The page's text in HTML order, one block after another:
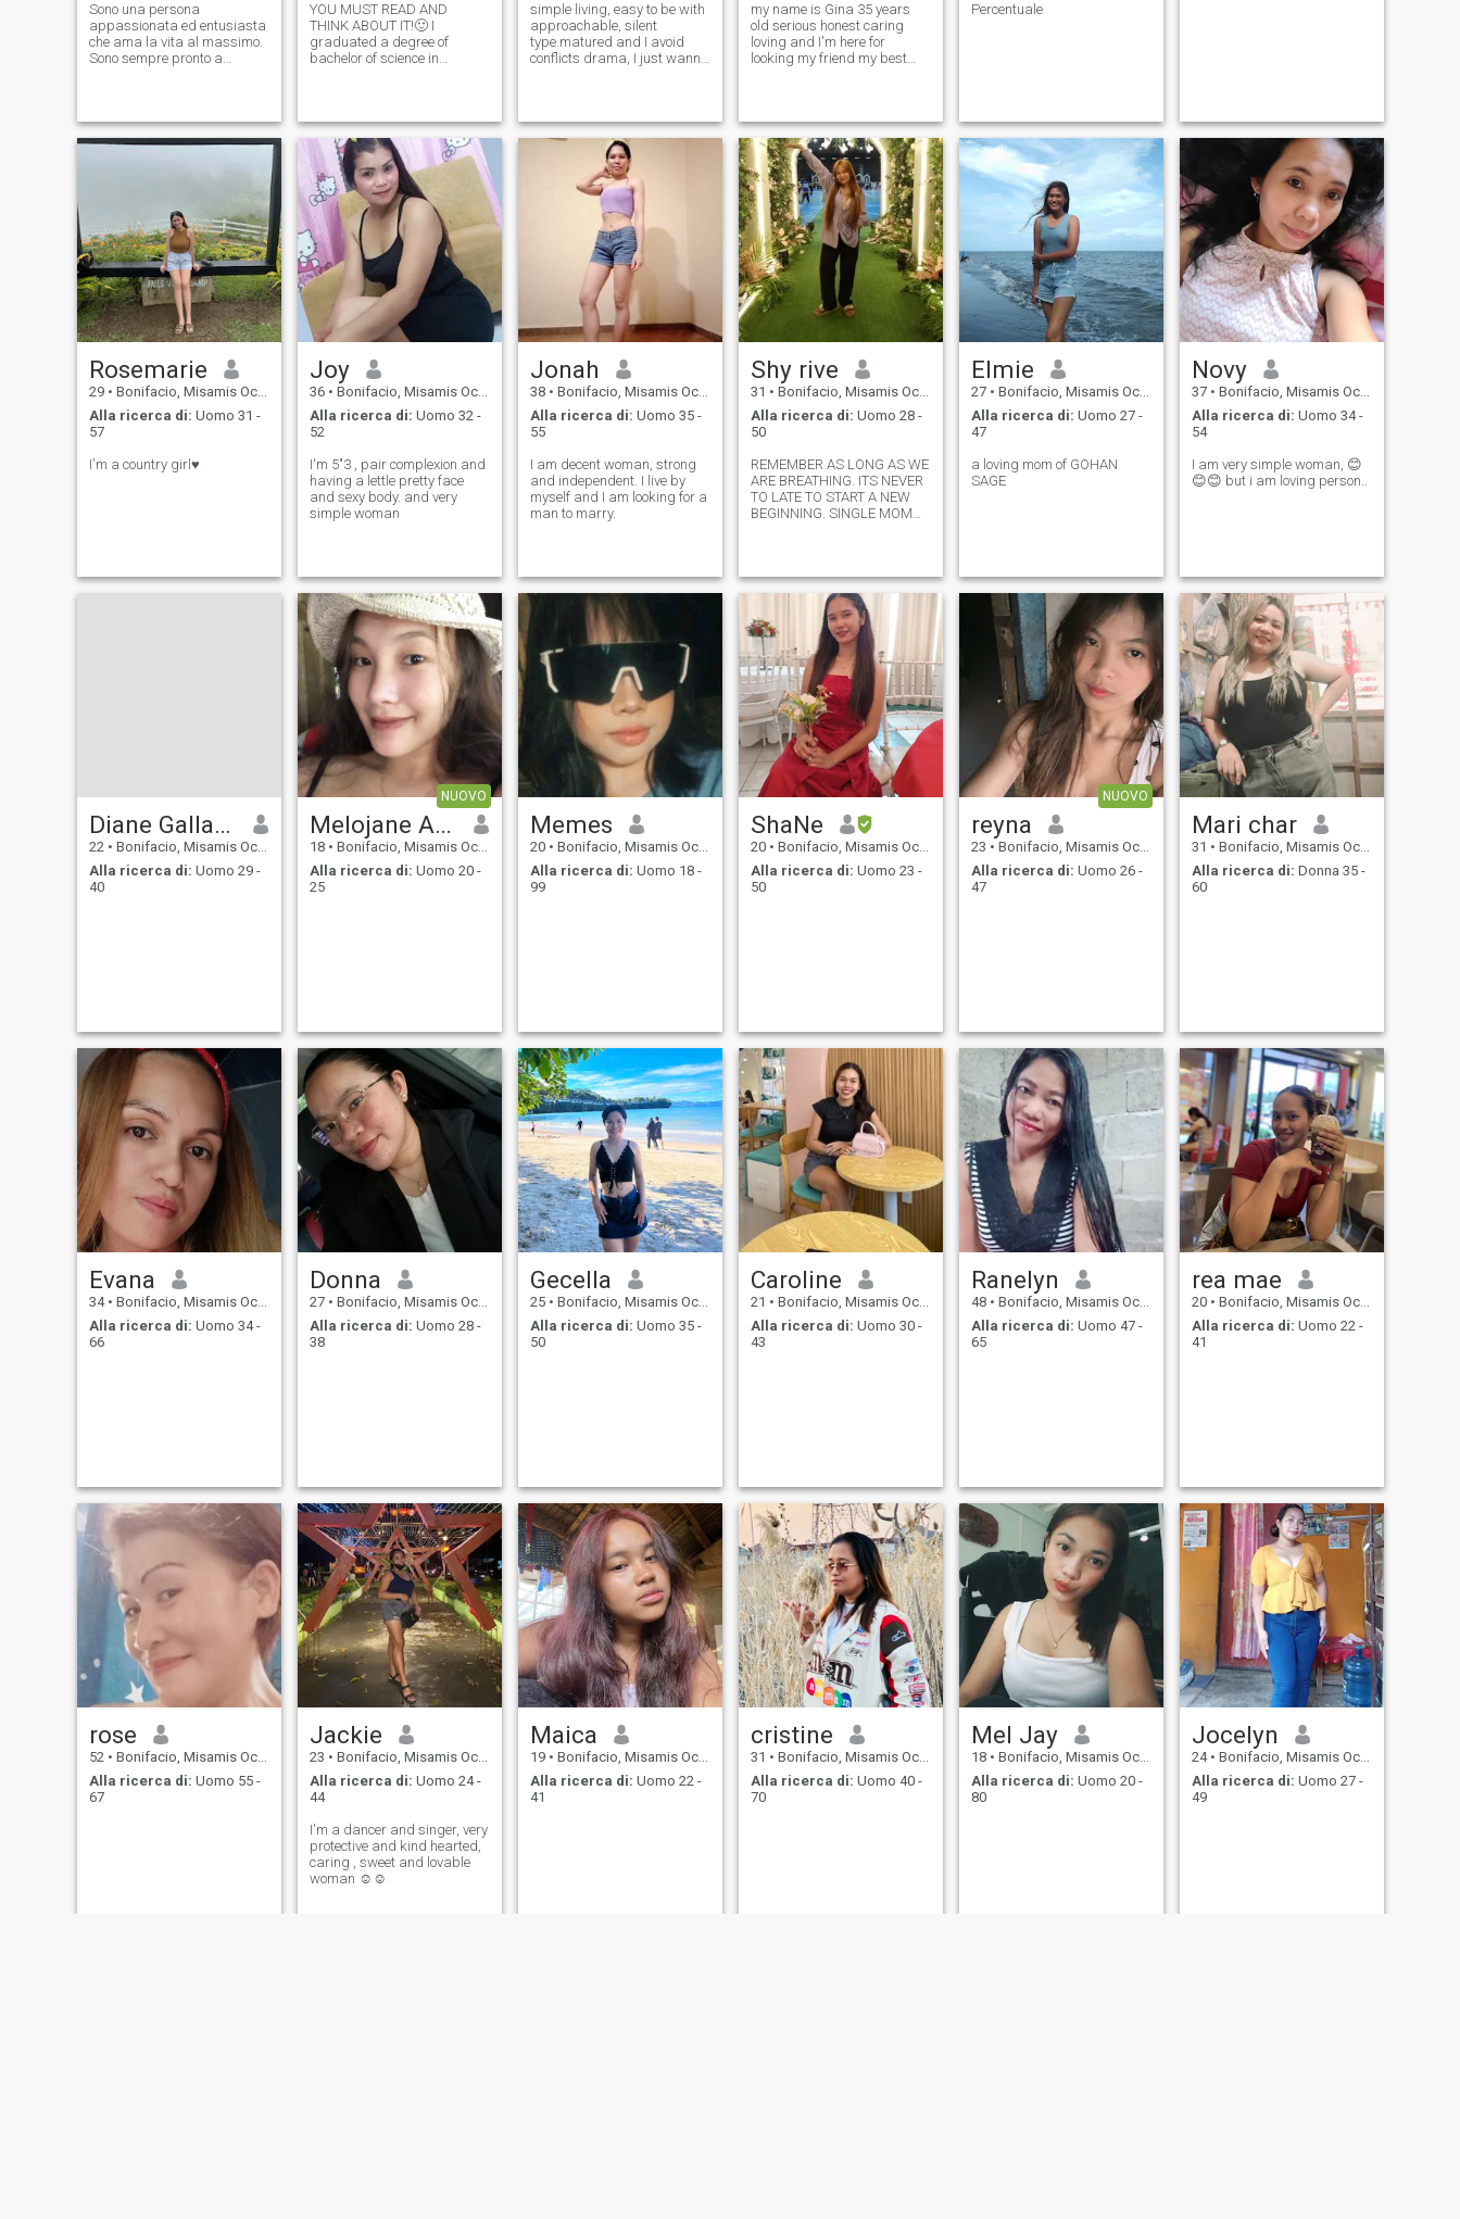
Sono una persona
appassionata ed entusiasta
che ama la vita al massimo.
Sono sempre pronto a
persone. Sono una persona
gentile e amorevole che crede
umana. Sono anche un po'
YOU MUST READ AND
THINK ABOUT IT!🙂 I
graduated a degree of
bachelor of science in
model, an athlete, and i join
every pageants and fashion
shows. i’m an adventurous g
simple living, easy to be with
approachable, silent
type.matured and I avoid
conflicts drama, I just wanna
old that live with me. now I
am the mother the father, sol
my name is Gina 35 years
old serious honest caring
loving and I'm here for
looking my friend my best
interested for playing games
I'm hoping I can found one
only one here an
Percentuale
Rosemarie
29 • Bonifacio, Misamis Occidental, Filippine
Alla ricerca di: Uomo 31 -
57
I'm a country girl♥️
Joy
36 • Bonifacio, Misamis Occidental, Filippine
Alla ricerca di: Uomo 32 -
52
I'm 5"3 , pair complexion and
having a lettle pretty face
and sexy body. and very
simple woman
Jonah
38 • Bonifacio, Misamis Occidental, Filippine
Alla ricerca di: Uomo 35 -
55
I am decent woman, strong
and independent. I live by
myself and I am looking for a
man to marry.
Shy rive
31 • Bonifacio, Misamis Occidental, Filippine
Alla ricerca di: Uomo 28 -
50
REMEMBER AS LONG AS WE
ARE BREATHING. ITS NEVER
TO LATE TO START A NEW
BEGINNING. SINGLE MOM
Elmie
27 • Bonifacio, Misamis Occidental, Filippine
Alla ricerca di: Uomo 27 -
47
a loving mom of GOHAN
SAGE
Novy
37 • Bonifacio, Misamis Occidental, Filippine
Alla ricerca di: Uomo 34 -
54
I am very simple woman, 😊
😊😊 but i am loving person..
Diane Gallano
22 • Bonifacio, Misamis Occidental, Filippine
Alla ricerca di: Uomo 29 -
40
NUOVO
Melojane Alzate
18 • Bonifacio, Misamis Occidental, Filippine
Alla ricerca di: Uomo 20 -
25
Memes
20 • Bonifacio, Misamis Occidental, Filippine
Alla ricerca di: Uomo 18 -
99
ShaNe
20 • Bonifacio, Misamis Occidental, Filippine
Alla ricerca di: Uomo 23 -
50
NUOVO
reyna
23 • Bonifacio, Misamis Occidental, Filippine
Alla ricerca di: Uomo 26 -
47
Mari char
31 • Bonifacio, Misamis Occidental, Filippine
Alla ricerca di: Donna 35 -
60
Evana
34 • Bonifacio, Misamis Occidental, Filippine
Alla ricerca di: Uomo 34 -
66
Donna
27 • Bonifacio, Misamis Occidental, Filippine
Alla ricerca di: Uomo 28 -
38
Gecella
25 • Bonifacio, Misamis Occidental, Filippine
Alla ricerca di: Uomo 35 -
50
Caroline
21 • Bonifacio, Misamis Occidental, Filippine
Alla ricerca di: Uomo 30 -
43
Ranelyn
48 • Bonifacio, Misamis Occidental, Filippine
Alla ricerca di: Uomo 47 -
65
rea mae
20 • Bonifacio, Misamis Occidental, Filippine
Alla ricerca di: Uomo 22 -
41
rose
52 • Bonifacio, Misamis Occidental, Filippine
Alla ricerca di: Uomo 55 -
67
Jackie
23 • Bonifacio, Misamis Occidental, Filippine
Alla ricerca di: Uomo 24 -
44
I'm a dancer and singer, very
protective and kind hearted,
caring , sweet and lovable
woman ☺️☺️
Maica
19 • Bonifacio, Misamis Occidental, Filippine
Alla ricerca di: Uomo 22 -
41
cristine
31 • Bonifacio, Misamis Occidental, Filippine
Alla ricerca di: Uomo 40 -
70
Mel Jay
18 • Bonifacio, Misamis Occidental, Filippine
Alla ricerca di: Uomo 20 -
80
Jocelyn
24 • Bonifacio, Misamis Occidental, Filippine
Alla ricerca di: Uomo 27 -
49